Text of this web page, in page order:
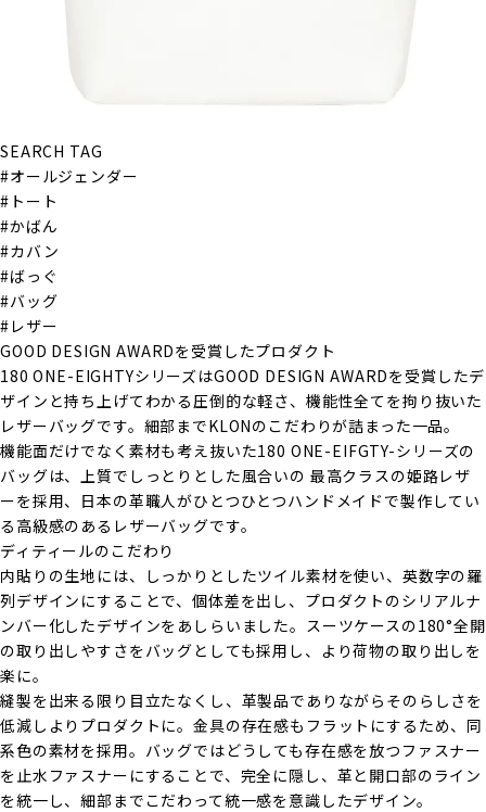
SEARCH TAG
#オールジェンダー
#トート
#かばん
#カバン
#ばっぐ
#バッグ
#レザー
GOOD DESIGN AWARDを受賞したプロダクト
180 ONE-EIGHTYシリーズはGOOD DESIGN AWARDを受賞したデ
ザインと持ち上げてわかる圧倒的な軽さ、機能性全てを拘り抜いた
レザーバッグです。細部までKLONのこだわりが詰まった一品。
機能面だけでなく素材も考え抜いた180 ONE-EIFGTY-シリーズの
バッグは、上質でしっとりとした風合いの 最高クラスの姫路レザ
ーを採用、日本の革職人がひとつひとつハンドメイドで製作してい
る高級感のあるレザーバッグです。
ディティールのこだわり
内貼りの生地には、しっかりとしたツイル素材を使い、英数字の羅
列デザインにすることで、個体差を出し、プロダクトのシリアルナ
ンバー化したデザインをあしらいました。スーツケースの180°全開
の取り出しやすさをバッグとしても採用し、より荷物の取り出しを
楽に。
縫製を出来る限り目立たなくし、革製品でありながらそのらしさを
低減しよりプロダクトに。金具の存在感もフラットにするため、同
系色の素材を採用。バッグではどうしても存在感を放つファスナー
を止水ファスナーにすることで、完全に隠し、革と開口部のライン
を統一し、細部までこだわって統一感を意識したデザイン。